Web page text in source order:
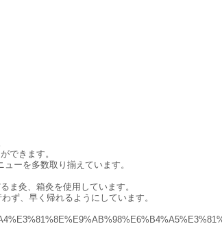
できます。
ーを多数取り揃えています。
ま灸、箱灸を使用しています。
ず、早く帰れるようにしています。